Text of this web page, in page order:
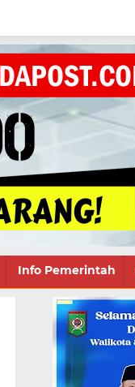
Info Pemerintah